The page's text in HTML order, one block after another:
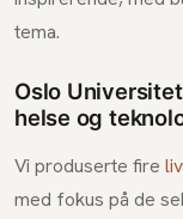
tema.
Oslo
helse og
Vi produserte fire
med fokus på de